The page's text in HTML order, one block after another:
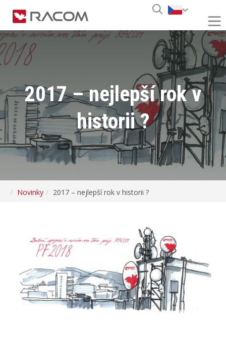
2017 – nejlepší rok v
historii ?
Novinky 2017 – nejlepší rok v historii ?